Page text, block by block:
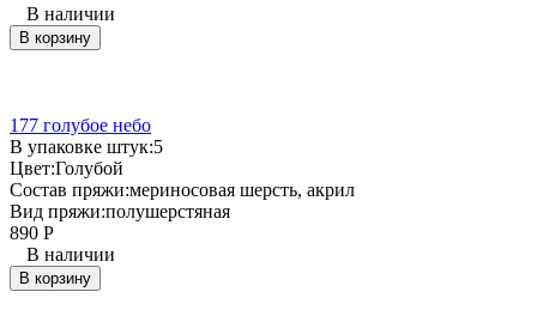
В наличии
В корзину
177 голубое небо
В упаковке штук:5
Цвет:Голубой
Состав пряжи:мериносовая шерсть, акрил
Вид пряжи:полушерстяная
890 Р
В наличии
В корзину